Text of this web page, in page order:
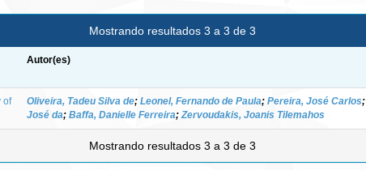
Mostrando resultados 3 a 3 de 3
Autor(es)
of
Oliveira, Tadeu Silva de; Leonel, Fernando de Paula; Pereira, José Carlos;
José da; Baffa, Danielle Ferreira; Zervoudakis, Joanis Tilemahos
Mostrando resultados 3 a 3 de 3